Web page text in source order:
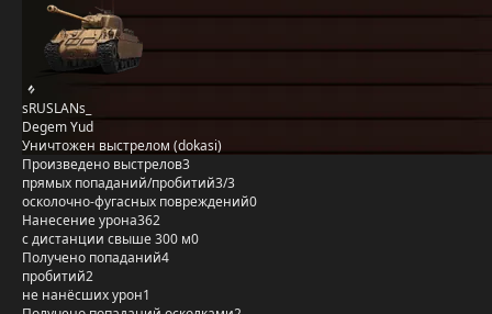
sRUSLANs_
Degem Yud
Уничтожен выстрелом (dokasi)
Произведено выстрелов3
прямых попаданий/пробитий3/3
осколочно-фугасных повреждений0
Нанесение урона362
с дистанции свыше 300 м0
Получено попаданий4
пробитий2
не нанёсших урон1